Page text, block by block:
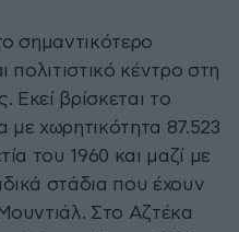
σημαντικότερο
πολιτιστικό κέντρο στη
Εκεί βρίσκεται το
με χωρητικότητα 87.523
του 1960 και μαζί με
στάδια που έχουν
Στο Αζτέκα